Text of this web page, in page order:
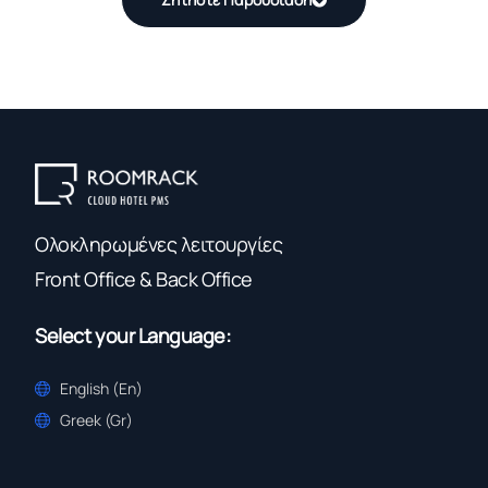
Ολοκληρωμένες λειτουργίες
Front Office & Back Office
Select your Language:
English (En)
Greek (Gr)